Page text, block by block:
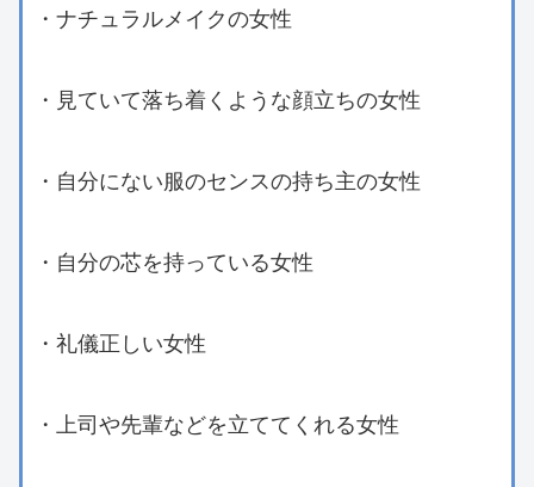
・ナチュラルメイクの女性
・見ていて落ち着くような顔立ちの女性
・自分にない服のセンスの持ち主の女性
・自分の芯を持っている女性
・礼儀正しい女性
・上司や先輩などを立ててくれる女性